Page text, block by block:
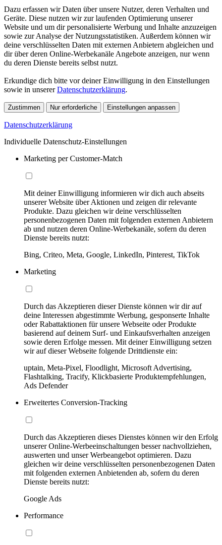
Dazu erfassen wir Daten über unsere Nutzer, deren Verhalten und
Geräte. Diese nutzen wir zur laufenden Optimierung unserer
Website und um dir personalisierte Werbung und Inhalte anzuzeigen
sowie zur Analyse der Nutzungsstatistiken. Außerdem können wir
deine verschlüsselten Daten mit externen Anbietern abgleichen und
dir über deren Online-Werbekanäle Angebote anzeigen, nur wenn
du deren Dienste bereits selbst nutzt.
Erkundige dich bitte vor deiner Einwilligung in den Einstellungen
sowie in unsererDatenschutzerklärung.
Zustimmen Nur erforderliche Einstellungen anpassen
Datenschutzerklärung
Individuelle Datenschutz-Einstellungen
Marketing per Customer-Match
Mit deiner Einwilligung informieren wir dich auch abseits
unserer Website über Aktionen und zeigen dir relevante
Produkte. Dazu gleichen wir deine verschlüsselten
personenbezogenen Daten mit folgenden externen Anbietern
ab und nutzen deren Online-Werbekanäle, sofern du deren
Dienste bereits nutzt:
Bing, Criteo, Meta, Google, LinkedIn, Pinterest, TikTok
Marketing
Durch das Akzeptieren dieser Dienste können wir dir auf
deine Interessen abgestimmte Werbung, gesponserte Inhalte
oder Rabattaktionen für unsere Webseite oder Produkte
basierend auf deinem Surf- und Einkaufsverhalten anzeigen
sowie deren Erfolge messen. Mit deiner Einwilligung setzen
wir auf dieser Webseite folgende Drittdienste ein:
uptain, Meta-Pixel, Floodlight, Microsoft Advertising,
Flashtalking, Tracify, Klickbasierte Produktempfehlungen,
Ads Defender
Erweitertes Conversion-Tracking
Durch das Akzeptieren dieses Dienstes können wir den Erfolg
unserer Online-Werbeeinschaltungen besser nachvollziehen,
auswerten und unser Werbeangebot optimieren. Dazu
gleichen wir deine verschlüsselten personenbezogenen Daten
mit folgenden externen Anbietenden ab, sofern du deren
Dienste bereits nutzt:
Google Ads
Performance